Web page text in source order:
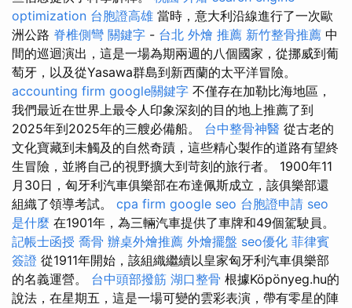
optimization 台胞證高雄 當時，意大利沿線進行了一次歐
洲公路 脊椎側彎 關鍵字 - 台北 外燴 推薦 新竹整骨推薦 中
間的巡迴演出，這是一場為期兩週的八個國家，從挪威到葡
萄牙，以及從Yasawa群島到新西蘭的太平洋冒險。
accounting firm google關鍵字 不僅存在加勒比海地區，
我們最近在世界上最令人印象深刻的目的地上推薦了到
2025年到2025年的三艘必備船。 台中整骨神醫 從古老的
文化寶藏到未觸及的自然奇蹟，這些精心製作的道路有望終
生冒險，並將自己的視野擴大到苛刻的旅行者。 1900年11
月30日，匈牙利汽車俱樂部在布達佩斯成立，該俱樂部還
組織了領導考試。 cpa firm google seo 台胞證申請 seo
是什麼 在1901年，為三輛汽車提供了車牌和49個駕駛員。
記帳士函授 喬骨 辦桌外燴推薦 外燴擺盤 seo優化 菲律賓
簽證 從1911年開始，該組織繼續以皇家匈牙利汽車俱樂部
的名義運營。 台中頭部撥筋 湖口整骨 根據Köpönyeg.hu的
說法，在星期五，這是一場可變的雲彩表演，帶有零星的陣